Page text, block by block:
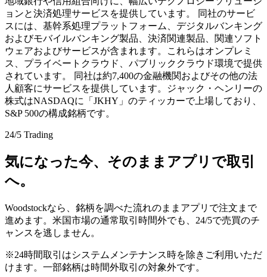
ョンと決済処理サービスを提供しています。 同社のサービ
スには、基幹系処理プラットフォーム、デジタルバンキング
およびモバイルバンキング製品、決済関連製品、関連ソフト
ウェアおよびサービスが含まれます。これらはオンプレミ
ス、プライベートクラウド、パブリッククラウド環境で提供
されています。 同社は約7,400の金融機関およびその他の法
人顧客にサービスを提供しています。ジャック・ヘンリーの
株式はNASDAQに「JKHY」のティッカーで上場しており、
S&P 500の構成銘柄です。
24/5 Trading
気になった今、そのままアプリで取引
へ。
Woodstockなら、銘柄を調べた流れのままアプリで注文まで
進めます。米国市場の通常取引時間外でも、24/5で売買のチ
ャンスを逃しません。
※24時間取引はシステムメンテナンス時を除きご利用いただ
けます。一部銘柄は時間外取引の対象外です。